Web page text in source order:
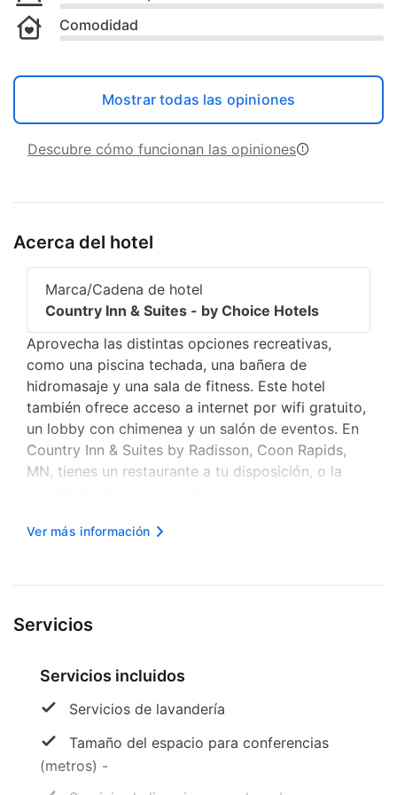
Comodidad
Mostrar todas las opiniones
Descubre cómo funcionan las opiniones
Acerca del hotel
Marca/Cadena de hotel
Country Inn & Suites - by Choice Hotels
Aprovecha las distintas opciones recreativas,
como una piscina techada, una bañera de
hidromasaje y una sala de fitness. Este hotel
también ofrece acceso a internet por wifi gratuito,
un lobby con chimenea y un salón de eventos. En
Country Inn & Suites by Radisson, Coon Rapids,
MN, tienes un restaurante a tu disposición, o la
desayuno buffet gratuito se sirve entre semana de
Ver más información
Servicios
Servicios incluidos
Servicios de lavandería
Tamaño del espacio para conferencias
(metros) -